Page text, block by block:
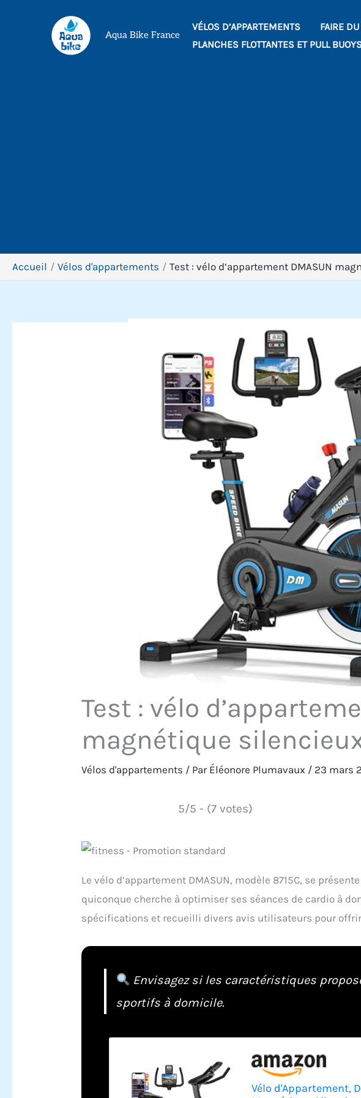
Aqua Bike France
VÉLOS D’APPARTEMENTS FAIRE
PLANCHES FLOTTANTES ET PULL
Accueil Vélos d'appartements Test : vélo d’appartement DMASUN
Test : vélo
magnétique
Vélos d'appartements / Par Éléonore Plumavaux / 23 mars
5/5 - (7 votes)
Le vélo d’appartement DMASUN, modèle 8715C, se
quiconque cherche à optimiser ses séances de cardio à
spécifications et recueilli divers avis utilisateurs pour
Envisagez si les caractéristiques
sportifs à domicile.
Vélo d'Appartement,